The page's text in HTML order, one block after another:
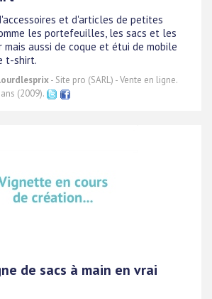
et d'articles de petites
les portefeuilles, les sacs et les
mais aussi de coque et étui de mobile
t-shirt.
- Site pro (SARL) - Vente en ligne.
(2009).
de sacs à main en vrai